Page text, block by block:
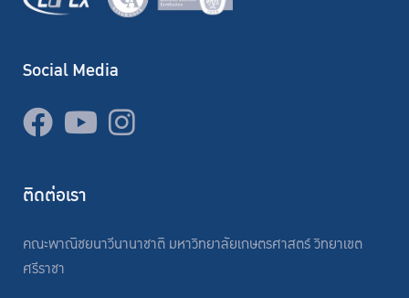
Social Media
ติดต่อเรา
คณะพาณิชยนาวีนานาชาติ มหาวิทยาลัยเกษตรศาสตร์ วิทยาเขต
ศรีราชา